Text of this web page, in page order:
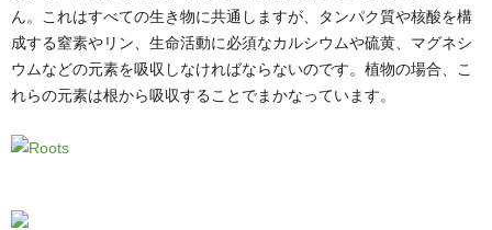
ん。これはすべての生き物に共通しますが、タンパク質や核酸を構
成する窒素やリン、生命活動に必須なカルシウムや硫黄、マグネシ
ウムなどの元素を吸収しなければならないのです。植物の場合、こ
れらの元素は根から吸収することでまかなっています。